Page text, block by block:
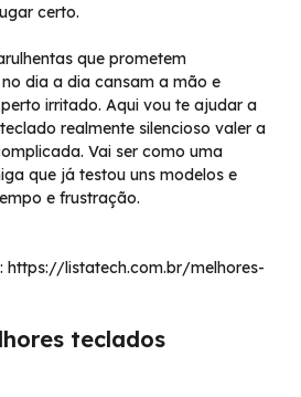
certo.
que prometem
dia a dia cansam a mão e
irritado. Aqui vou te ajudar a
realmente silencioso valer a
Vai ser como uma
que já testou uns modelos e
e frustração.
https://listatech.com.br/melhores-
teclados